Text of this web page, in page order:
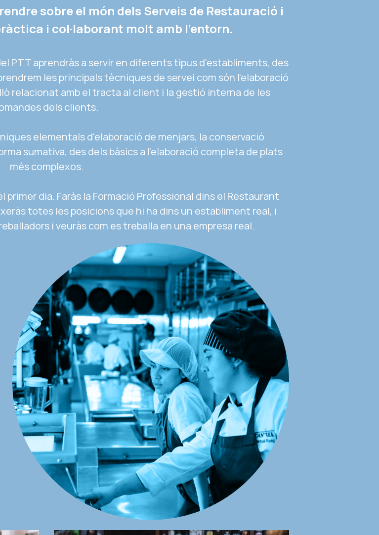
sobre el món dels Serveis de Restauració i
i col·laborant molt amb l'entorn.
PTT aprendràs a servir en diferents tipus d'establiments, des
les principals tècniques de servei com són l'elaboració
relacionat amb el tracta al client i la gestió interna de les
dels clients.
elementals d'elaboració de menjars, la conservació
sumativa, des dels bàsics a l'elaboració completa de plats
més complexos.
dia. Faràs la Formació Professional dins el Restaurant
totes les posicions que hi ha dins un establiment real, i
i veuràs com es treballa en una empresa real.